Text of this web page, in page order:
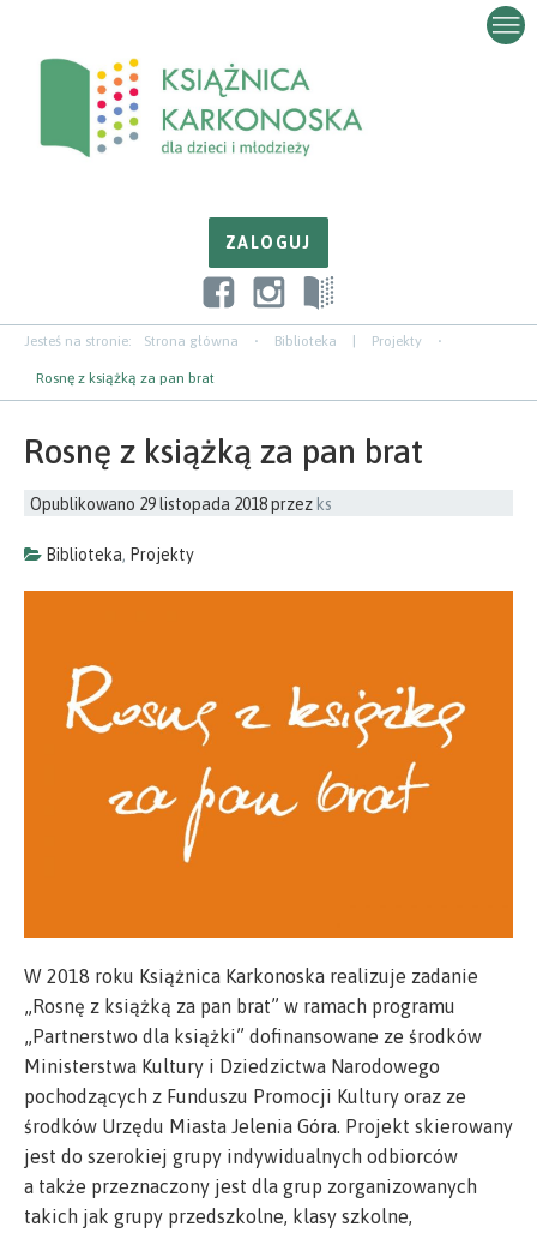
zawartości
nawigacji
paska
Jesteś na stronie: Strona główna Biblioteka Projekty
Rosnę z książką za pan brat
Rosnę z książką za pan brat
Opublikowano 29 listopada 2018przez ks
Biblioteka, Projekty
W 2018 roku Książnica Karkonoska realizuje zadanie
„Rosnę z książką za pan brat” w ramach programu
„Partnerstwo dla książki” dofinansowane ze środków
Ministerstwa Kultury i Dziedzictwa Narodowego
pochodzących z Funduszu Promocji Kultury oraz ze
środków Urzędu Miasta Jelenia Góra. Projekt skierowany
jest do szerokiej grupy indywidualnych odbiorców
a także przeznaczony jest dla grup zorganizowanych
takich jak grupy przedszkolne, klasy szkolne,